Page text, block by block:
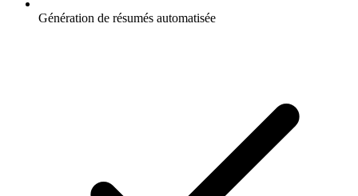
Génération de résumés automatisée